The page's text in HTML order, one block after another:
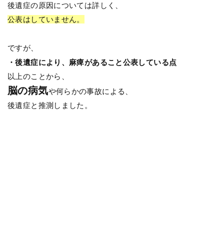
後遺症の原因については詳しく、
公表はしていません。
ですが、
・後遺症により、麻痺があること公表している点
以上のことから、
脳の病気や何らかの事故による、
後遺症と推測しました。